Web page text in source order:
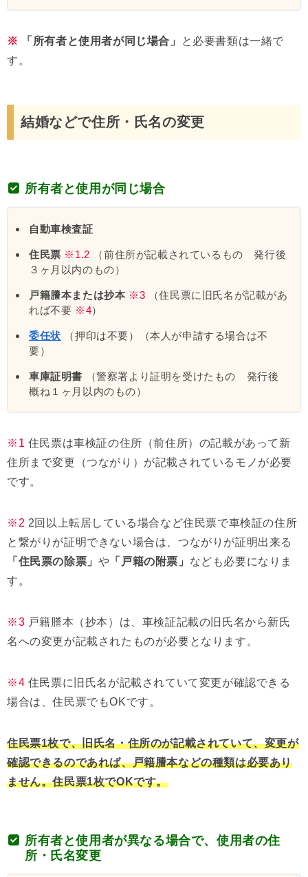
※ 「所有者と使用者が同じ場合」
と必要書類は一緒で
す。
結婚などで住所・氏名の変更
所有者と使用が同じ場合
自動車検査証
住民票 ※1.2 （前住所が記載されているもの 発行後
３ヶ月以内のもの）
戸籍謄本または抄本 ※3 （住民票に旧氏名が記載があ
れば不要 ※4）
委任状 （押印は不要）（本人が申請する場合は不
要）
車庫証明書 （警察署より証明を受けたもの 発行後
概ね１ヶ月以内のもの）
※1 住民票は車検証の住所（前住所）の記載があって新
住所まで変更（つながり）が記載されているモノが必要
です。
※2 2回以上転居している場合など住民票で車検証の住所
と繋がりが証明できない場合は、つながりが証明出来る
「住民票の除票」 や 「戸籍の附票」 なども必要になりま
す。
※3 戸籍謄本（抄本）は、車検証記載の旧氏名から新氏
名への変更が記載されたものが必要となります。
※4 住民票に旧氏名が記載されていて変更が確認できる
場合は、住民票でもOKです。
住民票1枚で、旧氏名・住所のが記載されていて、変更が
確認できるのであれば、戸籍謄本などの種類は必要あり
ません。住民票1枚でOKです。
所有者と使用者が異なる場合で、使用者の住
所・氏名変更